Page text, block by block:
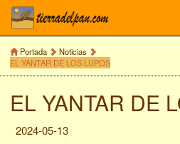
Portada
Noticias
EL YANTAR DE LOS LUPOS
EL YANTAR DE
2024-05-13